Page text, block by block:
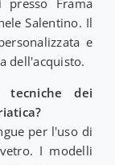
Salentino. Il
e
dell'acquisto.
tecniche dei
per l'uso di
I modelli